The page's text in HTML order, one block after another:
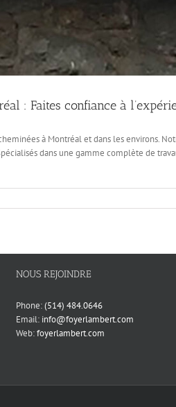
: Faites confiance à
à Montréal et dans les environs.
dans une gamme complète de
NOUS REJOINDRE
Phone:(514) 484.0646
Email: info@foyerlambert.com
Web:foyerlambert.com